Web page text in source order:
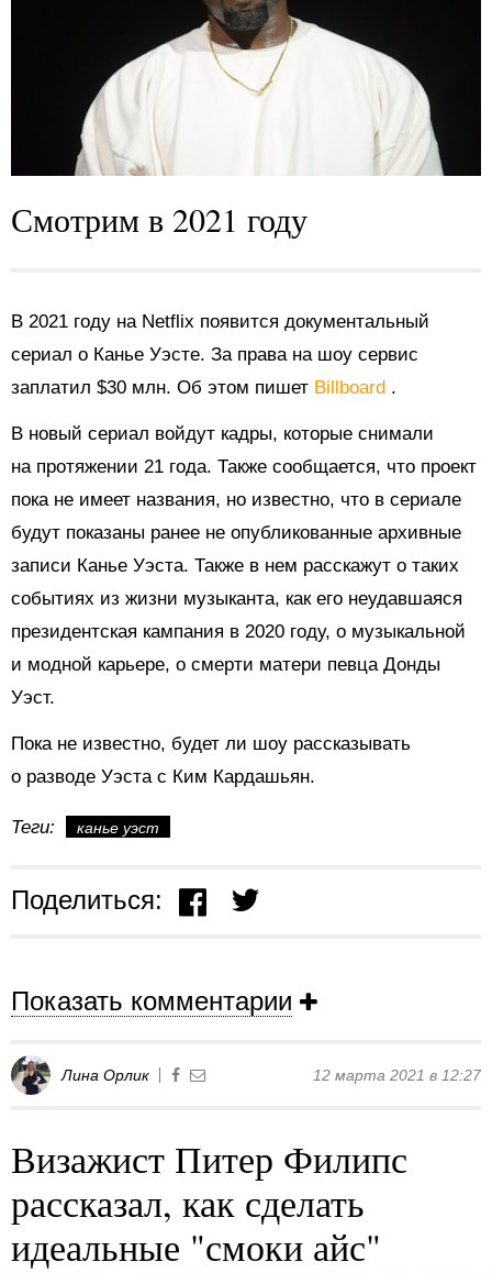
Смотрим в 2021 году
В 2021 году на Netflix появится документальный
сериал о Канье Уэсте. За права на шоу сервис
заплатил $30 млн. Об этом пишет Billboard .
В новый сериал войдут кадры, которые снимали
на протяжении 21 года. Также сообщается, что проект
пока не имеет названия, но известно, что в сериале
будут показаны ранее не опубликованные архивные
записи Канье Уэста. Также в нем расскажут о таких
событиях из жизни музыканта, как его неудавшаяся
президентская кампания в 2020 году, о музыкальной
и модной карьере, о смерти матери певца Донды
Уэст.
Пока не известно, будет ли шоу рассказывать
о разводе Уэста с Ким Кардашьян.
Теги: канье уэст
Поделиться:
Показать комментарии
Лина Орлик 12 марта 2021 в 12:27
Визажист Питер Филипс
рассказал, как сделать
идеальные "смоки айс"